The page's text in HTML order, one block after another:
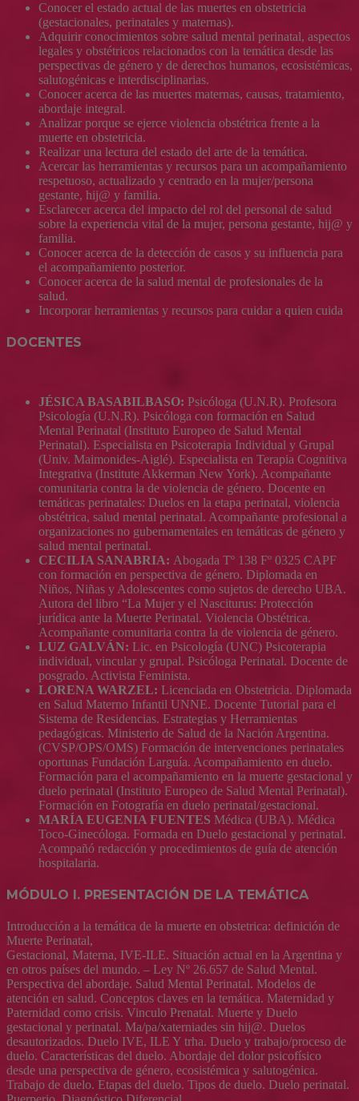
Conocer el estado actual de las muertes en obstetricia
(gestacionales, perinatales y maternas).
Adquirir conocimientos sobre salud mental perinatal, aspectos
legales y obstétricos relacionados con la temática desde las
perspectivas de género y de derechos humanos, ecosistémicas,
salutogénicas e interdisciplinarias.
Conocer acerca de las muertes maternas, causas, tratamiento,
abordaje integral.
Analizar porque se ejerce violencia obstétrica frente a la
muerte en obstetricia.
Realizar una lectura del estado del arte de la temática.
Acercar las herramientas y recursos para un acompañamiento
respetuoso, actualizado y centrado en la mujer/persona
gestante, hij@ y familia.
Esclarecer acerca del impacto del rol del personal de salud
sobre la experiencia vital de la mujer, persona gestante, hij@ y
familia.
Conocer acerca de la detección de casos y su influencia para
el acompañamiento posterior.
Conocer acerca de la salud mental de profesionales de la
salud.
Incorporar herramientas y recursos para cuidar a quien cuida
DOCENTES
JÉSICA BASABILBASO: Psicóloga (U.N.R). Profesora
Psicología (U.N.R). Psicóloga con formación en Salud
Mental Perinatal (Instituto Europeo de Salud Mental
Perinatal). Especialista en Psicoterapia Individual y Grupal
(Univ. Maimonides-Aiglé). Especialista en Terapia Cognitiva
Integrativa (Institute Akkerman New York). Acompañante
comunitaria contra la de violencia de género. Docente en
temáticas perinatales: Duelos en la etapa perinatal, violencia
obstétrica, salud mental perinatal. Acompañante profesional a
organizaciones no gubernamentales en temáticas de género y
salud mental perinatal.
CECILIA SANABRIA: Abogada Tº 138 Fº 0325 CAPF
con formación en perspectiva de género. Diplomada en
Niños, Niñas y Adolescentes como sujetos de derecho UBA.
Autora del libro “La Mujer y el Nasciturus: Protección
jurídica ante la Muerte Perinatal. Violencia Obstétrica.
Acompañante comunitaria contra la de violencia de género.
LUZ GALVÁN: Lic. en Psicología (UNC) Psicoterapia
individual, vincular y grupal. Psicóloga Perinatal. Docente de
posgrado. Activista Feminista.
LORENA WARZEL: Licenciada en Obstetricia. Diplomada
en Salud Materno Infantil UNNE. Docente Tutorial para el
Sistema de Residencias. Estrategias y Herramientas
pedagógicas. Ministerio de Salud de la Nación Argentina.
(CVSP/OPS/OMS) Formación de intervenciones perinatales
oportunas Fundación Larguía. Acompañamiento en duelo.
Formación para el acompañamiento en la muerte gestacional y
duelo perinatal (Instituto Europeo de Salud Mental Perinatal).
Formación en Fotografía en duelo perinatal/gestacional.
MARÍA EUGENIA FUENTES Médica (UBA). Médica
Toco-Ginecóloga. Formada en Duelo gestacional y perinatal.
Acompañó redacción y procedimientos de guía de atención
hospitalaria.
MÓDULO I. PRESENTACIÓN DE LA TEMÁTICA
Introducción a la temática de la muerte en obstetrica: definición de
Muerte Perinatal,
Gestacional, Materna, IVE-ILE. Situación actual en la Argentina y
en otros países del mundo. – Ley Nº 26.657 de Salud Mental.
Perspectiva del abordaje. Salud Mental Perinatal. Modelos de
atención en salud. Conceptos claves en la temática. Maternidad y
Paternidad como crisis. Vinculo Prenatal. Muerte y Duelo
gestacional y perinatal. Ma/pa/xaterniades sin hij@. Duelos
desautorizados. Duelo IVE, ILE Y trha. Duelo y trabajo/proceso de
duelo. Características del duelo. Abordaje del dolor psicofísico
desde una perspectiva de género, ecosistémica y salutogénica.
Trabajo de duelo. Etapas del duelo. Tipos de duelo. Duelo perinatal.